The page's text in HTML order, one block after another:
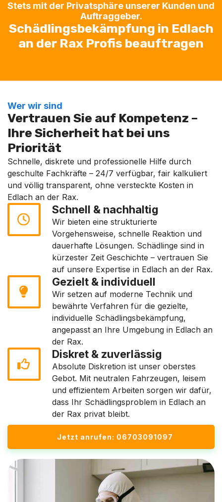
Stets mit der Privatsphäre unserer Kunden und
Auftraggeber.
Schädlingsbekämpfung in Edlach
an der Rax Profis beauftragen
Wer wir sind
Vertrauen Sie auf Kompetenz –
Ihre Sicherheit hat bei uns
Priorität
Schnelle, diskrete und professionelle Hilfe durch
geschulte Fachkräfte – 24/7 verfügbar, fair kalkuliert
und völlig transparent, ohne versteckte Kosten in
Edlach an der Rax.
Schnell & nachhaltig
Wir bieten eine strukturierte
Vorgehensweise, schnelle Reaktion und
dauerhafte Lösungen. Schädlinge sind in
kürzester Zeit Geschichte – vertrauen Sie
auf unsere Expertise in Edlach an der Rax.
Gezielt & individuell
Wir setzen auf moderne Technik und
bewährte Verfahren für die gezielte,
individuelle Schädlingsbekämpfung,
angepasst an Ihre Umgebung in Edlach an
der Rax.
Diskret & zuverlässig
Absolute Diskretion ist unser oberstes
Gebot. Mit neutralen Fahrzeugen, leisem
und effizientem Arbeiten sorgen wir dafür,
dass Ihr Schädlingsproblem in Edlach an
der Rax privat bleibt.
Jetzt anrufen: 06703091097